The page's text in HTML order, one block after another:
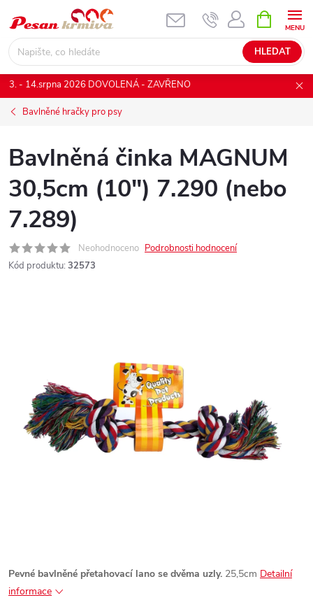
na
obsah
HLEDAT
NÁKUPNÍ
KOŠÍK
3. - 14.srpna 2026 DOVOLENÁ - ZAVŘENO
Bavlněné hračky pro psy
Bavlněná činka MAGNUM
30,5cm (10") 7.290 (nebo
7.289)
Neohodnoceno Podrobnosti hodnocení
Kód produktu: 32573
Pevné bavlněné přetahovací lano se dvěma uzly. 25,5cm Detailní
informace